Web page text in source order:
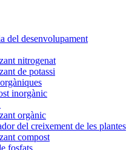
del desenvolupament
nitrogenat
de potassi
inorgànic
orgànic
del creixement de les plantes
compost
fosfats